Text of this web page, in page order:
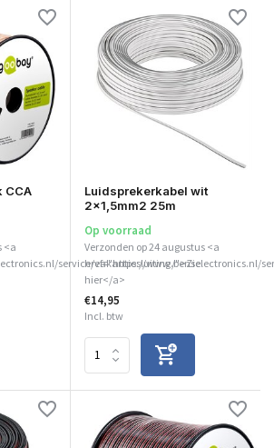
CCA
<a
service/vakantiesluiting/">Zie
Luidsprekerkabel wit
2x1,5mm2 25m
Op voorraad
Verzonden op 24 augustus <a
href="https://www.benselectronics.nl/
hier</a>
€14,95
Incl. btw